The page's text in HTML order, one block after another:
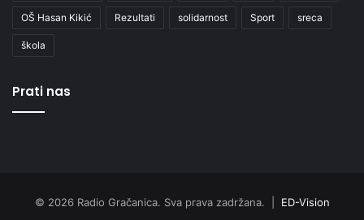
OŠ Hasan Kikić Rezultati solidarnost Sport sreca
škola
Prati nas
© 2026 Radio Gračanica. Sva prava zadržana. | ED-Vision